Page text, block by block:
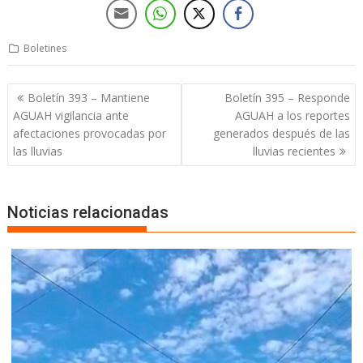
Boletines
Boletín 393 – Mantiene
AGUAH vigilancia ante
afectaciones provocadas por
las lluvias
Boletín 395 – Responde
AGUAH a los reportes
generados después de las
lluvias recientes
Noticias relacionadas